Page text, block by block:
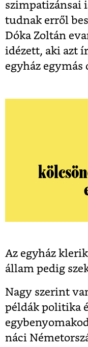
szimpatizánsai
tudnak erről
Dóka Zoltán
idézett, aki azt
egyház egymás
Az egyház
állam pedig
Nagy szerint
példák politika
náci